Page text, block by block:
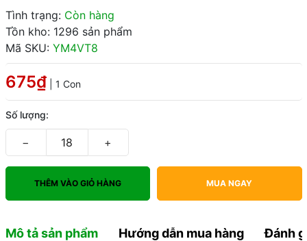
Tình trạng: Còn hàng
Tồn kho: 1296 sản phẩm
Mã SKU: YM4VT8
675₫ | 1 Con
Số lượng:
− +
THÊM VÀO GIỎ HÀNG MUA NGAY
Mô tả sản phẩm Hướng dẫn mua hàng Đánh